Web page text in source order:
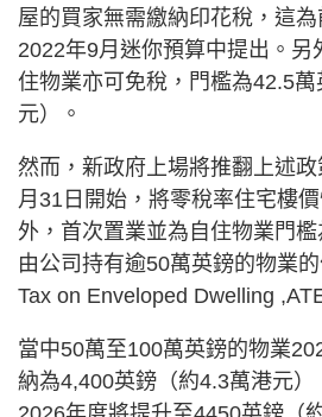
屋的買家無需繳納印花稅，這
2022年9月迷你預算中提出。另
住物業亦可免稅，門檻為42.5
元）。
然而，新政府上場將推翻上述
月31日開始，將零稅率住宅樓
外，首次置業並為自住物業門檻
由公司持有逾50萬英鎊的物業
Tax on Enveloped Dwelling
當中50萬至100萬英鎊的物業
納為4,400英鎊（約4.3萬港元）